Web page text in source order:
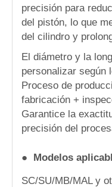
precisión para
del pistón, lo que
del cilindro y
El diámetro y la
personalizar según
Proceso de
fabricación +
Garantice la
precisión del
● Modelos
SC/SU/MB/MAL y